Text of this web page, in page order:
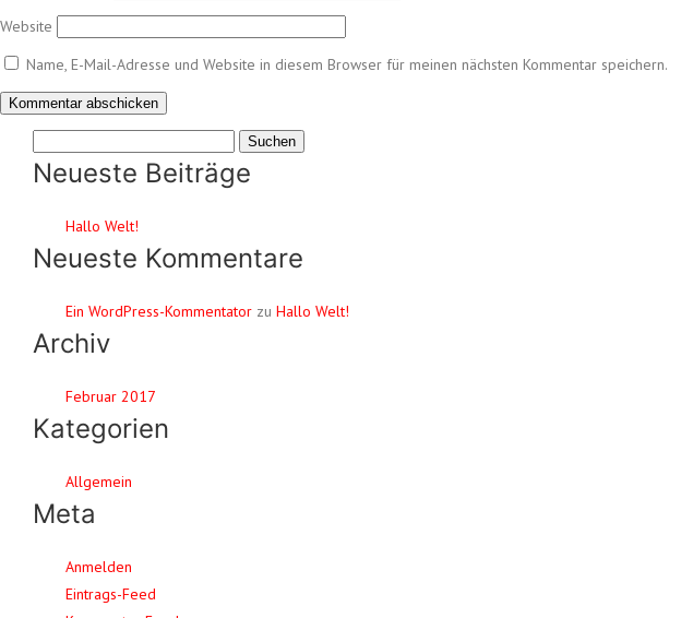
Website
Name, E-Mail-Adresse und Website in diesem Browser für meinen nächsten Kommentar speichern.
nach:
Neueste Beiträge
Hallo Welt!
Neueste Kommentare
Ein WordPress-Kommentator zu Hallo Welt!
Archiv
Februar 2017
Kategorien
Allgemein
Meta
Anmelden
Eintrags-Feed